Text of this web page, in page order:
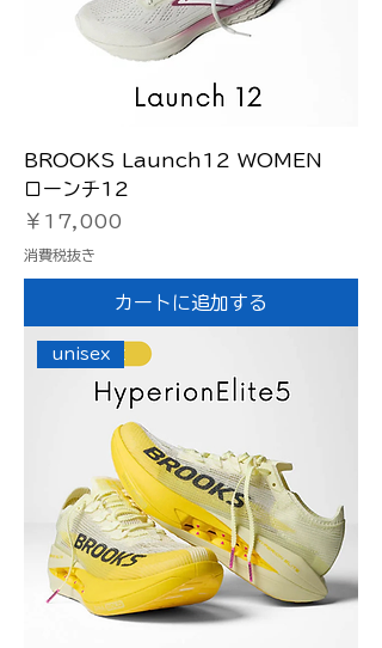
BROOKS Launch12 WOMEN
ローンチ12
価格
￥17,000
消費税抜き
カートに追加する
unisex